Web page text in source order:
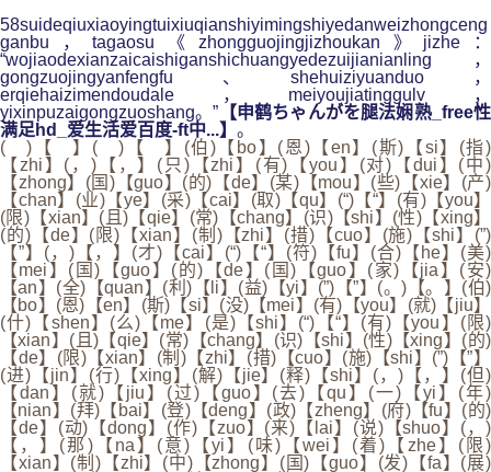
58suideqiuxiaoyingtuixiuqianshiyimingshiyedanweizhongceng
ganbu，tagaosu《zhongguojingjizhoukan》jizhe：
“wojiaodexianzaicaishiganshichuangyedezuijianianling，
gongzuojingyanfengfu、shehuiziyuanduo，
erqiehaizimendoudale，meiyoujiatinggulv，
yixinpuzaigongzuoshang。” 【申鹤ちゃんがを腿法娴熟_free性
满足hd_爱生活爱百度-ft中...】 。
( )【 】( )【 】(伯)【bo】(恩)【en】(斯)【si】(指)
【zhi】(，)【，】(只)【zhi】(有)【you】(对)【dui】(中)
【zhong】(国)【guo】(的)【de】(某)【mou】(些)【xie】(产)
【chan】(业)【ye】(采)【cai】(取)【qu】(“)【“】(有)【you】
(限)【xian】(且)【qie】(常)【chang】(识)【shi】(性)【xing】
(的)【de】(限)【xian】(制)【zhi】(措)【cuo】(施)【shi】(”)
【”】(，)【，】(才)【cai】(“)【“】(符)【fu】(合)【he】(美)
【mei】(国)【guo】(的)【de】(国)【guo】(家)【jia】(安)
【an】(全)【quan】(利)【li】(益)【yi】(”)【”】(。)【。】(伯)
【bo】(恩)【en】(斯)【si】(没)【mei】(有)【you】(就)【jiu】
(什)【shen】(么)【me】(是)【shi】(“)【“】(有)【you】(限)
【xian】(且)【qie】(常)【chang】(识)【shi】(性)【xing】(的)
【de】(限)【xian】(制)【zhi】(措)【cuo】(施)【shi】(”)【”】
(进)【jin】(行)【xing】(解)【jie】(释)【shi】(，)【，】(但)
【dan】(就)【jiu】(过)【guo】(去)【qu】(一)【yi】(年)
【nian】(拜)【bai】(登)【deng】(政)【zheng】(府)【fu】(的)
【de】(动)【dong】(作)【zuo】(来)【lai】(说)【shuo】(，)
【，】(那)【na】(意)【yi】(味)【wei】(着)【zhe】(限)
【xian】(制)【zhi】(中)【zhong】(国)【guo】(发)【fa】(展)